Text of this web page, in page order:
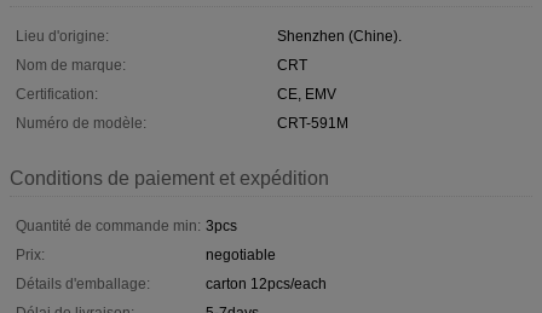
Lieu d'origine:
Shenzhen (Chine).
Nom de marque:
CRT
Certification:
CE, EMV
Numéro de modèle:
CRT-591M
Conditions de paiement et expédition
Quantité de commande min: 3pcs
Prix:
negotiable
Détails d'emballage:
carton 12pcs/each